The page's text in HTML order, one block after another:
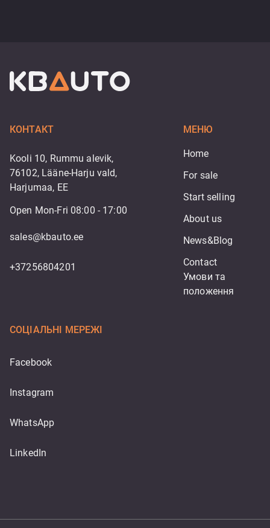
КОНТАКТ
Kooli 10, Rummu alevik,
76102, Lääne-Harju vald,
Harjumaa, EE
Open Mon-Fri 08:00 - 17:00
sales@kbauto.ee
+37256804201
МЕНЮ
Home
For sale
Start selling
About us
News&Blog
Contact
Умови та
положення
СОЦІАЛЬНІ МЕРЕЖІ
Facebook
Instagram
WhatsApp
LinkedIn